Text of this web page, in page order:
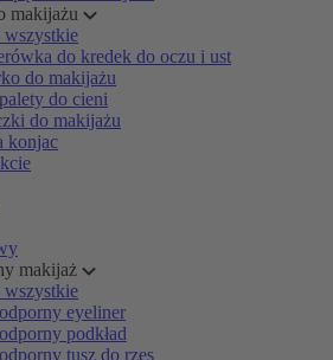
makijażu
wszystkie
do kredek do oczu i ust
do makijażu
do cieni
do makijażu
konjac
makijaż
wszystkie
eyeliner
podkład
tusz do rzęs